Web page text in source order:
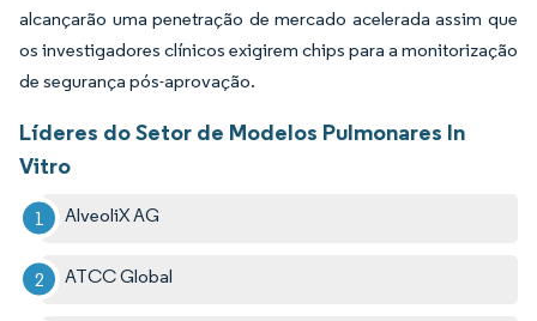
alcançarão uma penetração de mercado acelerada assim que
os investigadores clínicos exigirem chips para a monitorização
de segurança pós-aprovação.
Líderes do Setor de Modelos Pulmonares In
Vitro
AlveoliX AG
ATCC Global